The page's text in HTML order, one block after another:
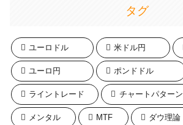
タグ
ユーロドル 米ドル円
ユーロ円 ポンドドル
ライントレード チャートパターン
メンタル MTF ダウ理論